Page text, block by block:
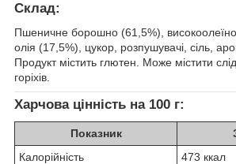
Склад:
Пшеничне борошно (61,5%),
олія (17,5%), цукор, розпушувачі, сіль,
Продукт містить глютен. Може містити
горіхів.
Харчова цінність на 100 г:
Показник
Калорійність
473 ккал